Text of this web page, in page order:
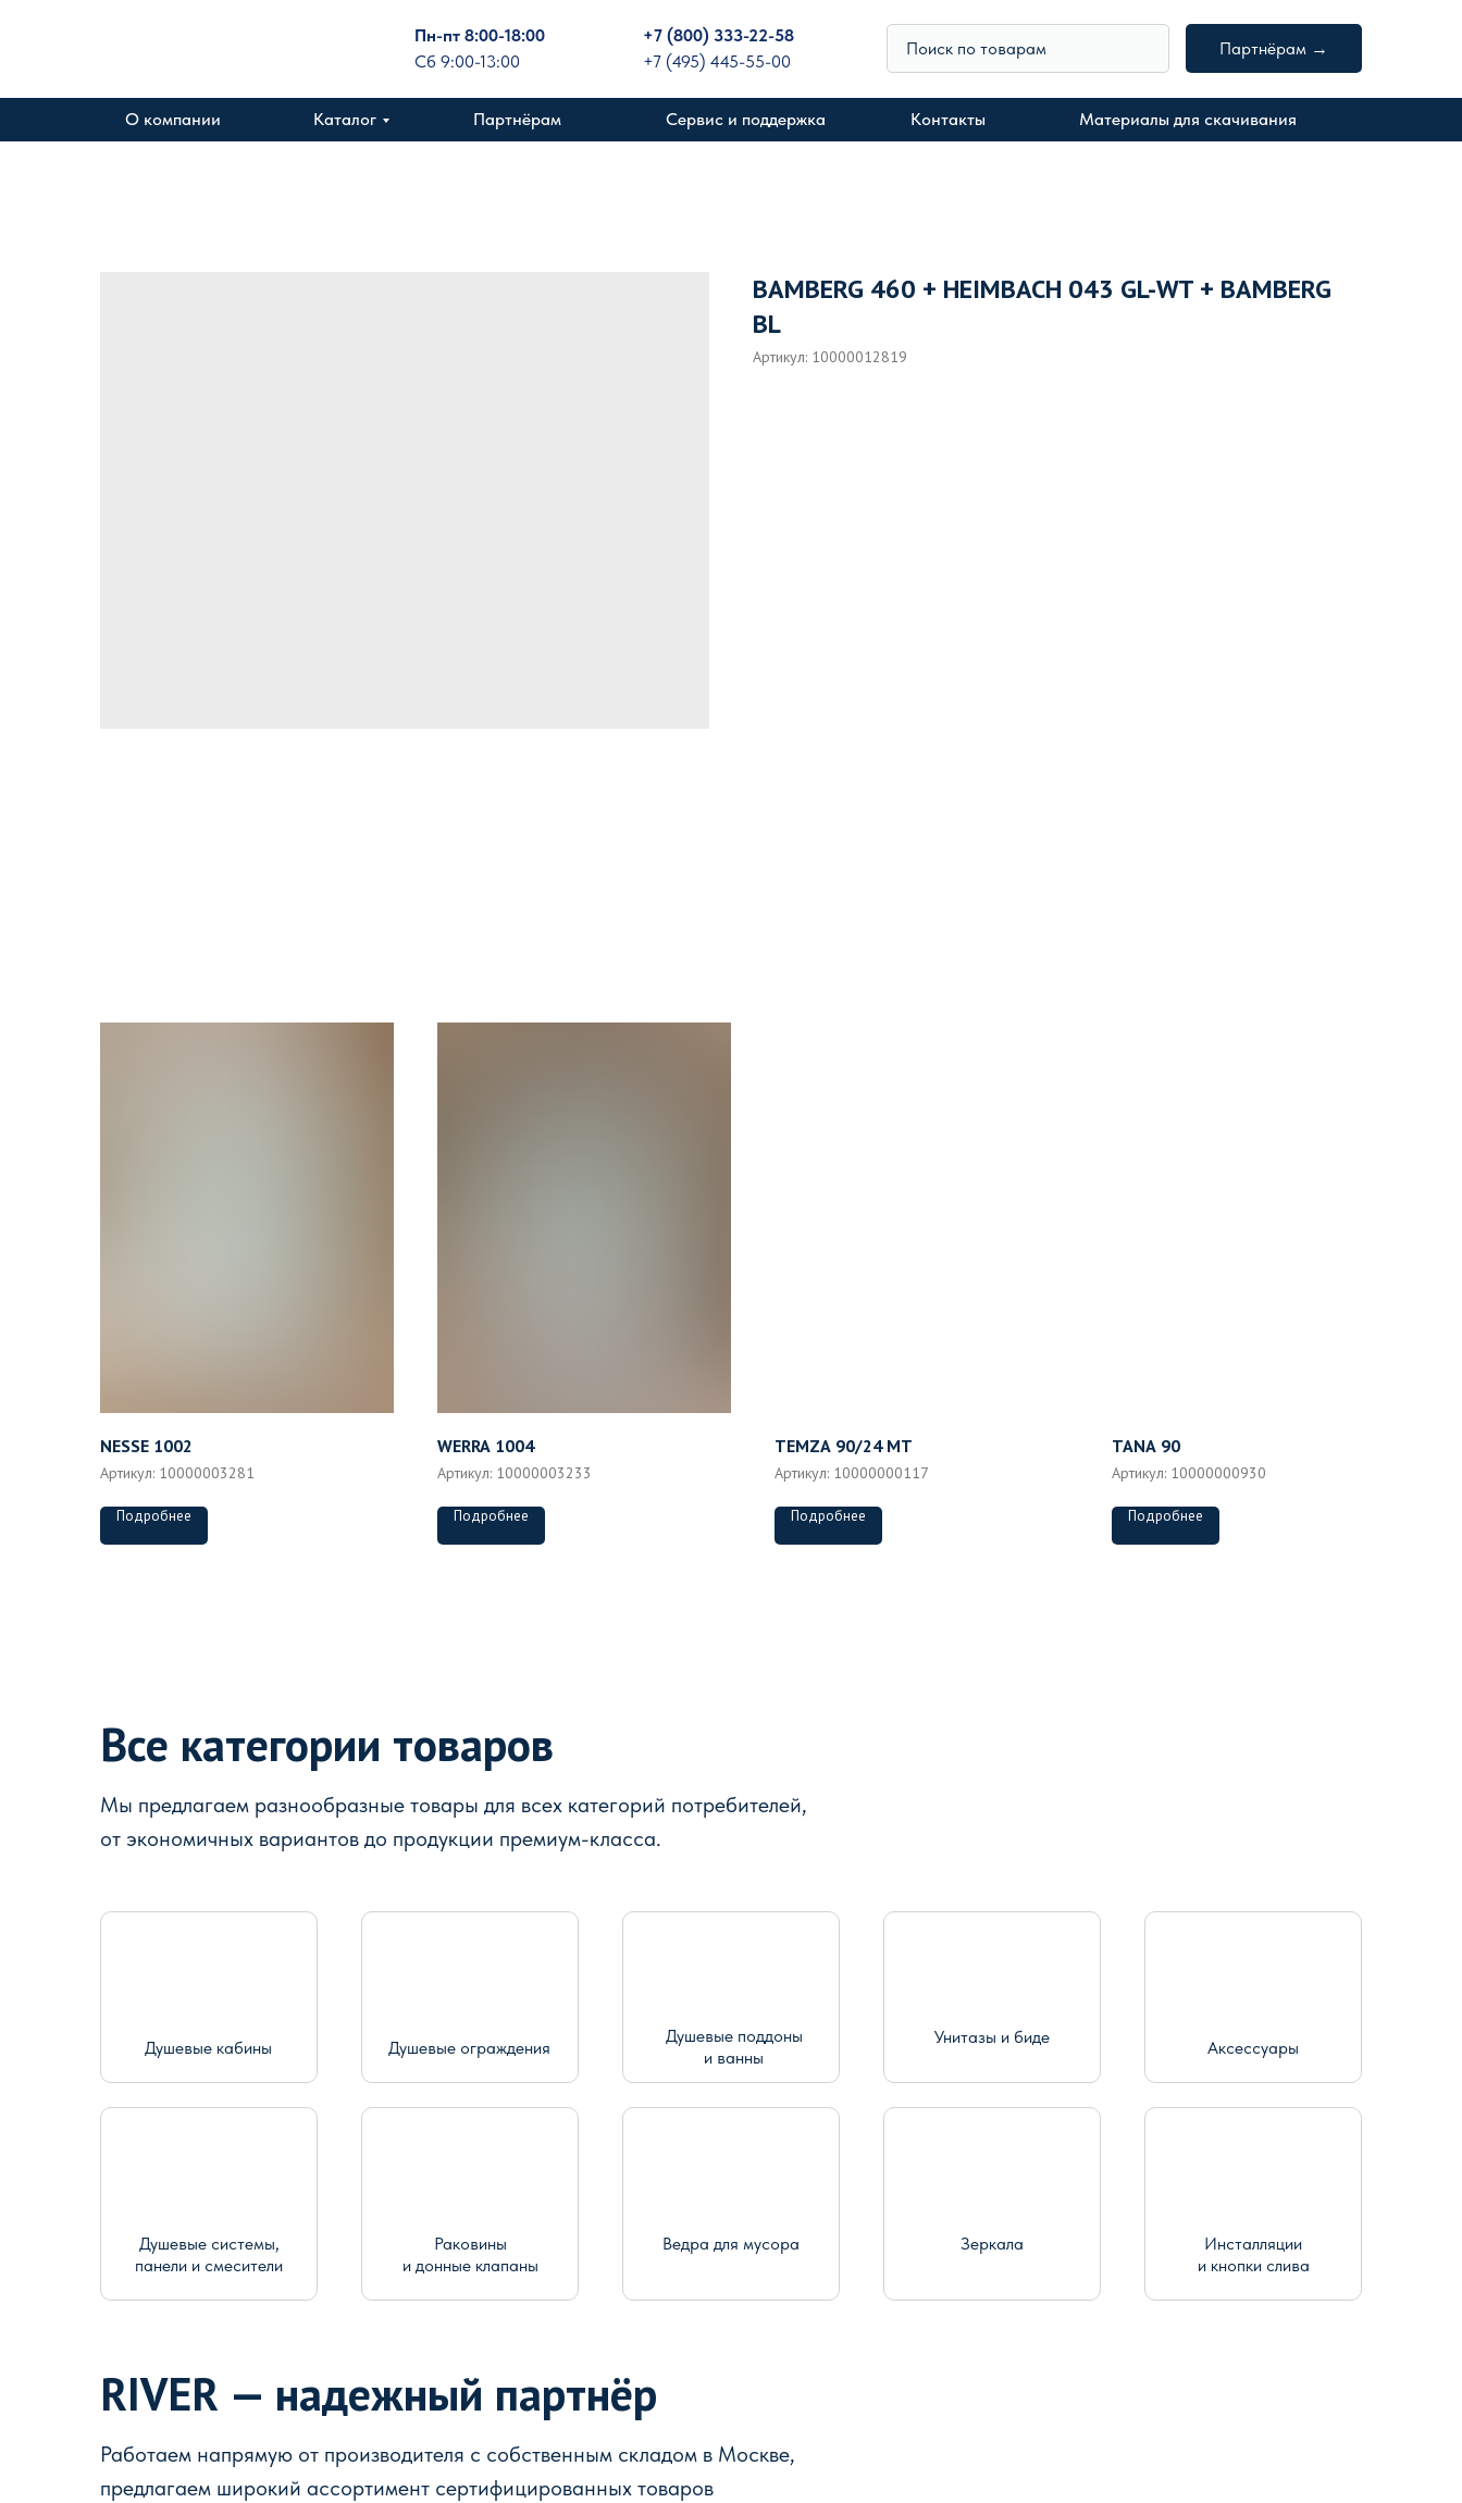
Партнёрам →
О компании Материалы для скачивания
Каталог Партнёрам Сервис и поддержка Контакты
Пн-пт 8:00-18:00
Сб 9:00-13:00
+7 (800) 333-22-58
+7 (495) 445-55-00
Поиск по товарам
BAMBERG 460 + HEIMBACH 043 GL-WT + BAMBERG
BL
Артикул: 10000012819
NESSE 1002
Артикул: 10000003281
Подробнее
WERRA 1004
Артикул: 10000003233
Подробнее
TEMZA 90/24 MT
Артикул: 10000000117
Подробнее
TANA 90
Артикул: 10000000930
Подробнее
Все категории товаров
Мы предлагаем разнообразные товары для всех категорий потребителей,
от экономичных вариантов до продукции премиум-класса.
Душевые системы,
панели и смесители
Ведра для мусора
Душевые кабины
Зеркала
Душевые ограждения
Раковины
и донные клапаны
Аксессуары
Инсталляции
и кнопки слива
Унитазы и биде
Душевые поддоны
и ванны
RIVER — надежный партнёр
Работаем напрямую от производителя с собственным складом в Москве,
предлагаем широкий ассортимент сертифицированных товаров